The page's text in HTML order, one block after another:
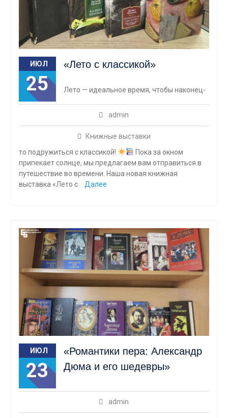
ИЮЛ
25
«Лето с классикой»
admin
Книжные выставки
Лето — идеальное время, чтобы наконец-
то подружиться с классикой!
Пока за окном
припекает солнце, мы предлагаем вам отправиться в
путешествие во времени. Наша новая книжная
выставка «Лето с
Далее
ИЮЛ
23
«Романтики пера: Александр
Дюма и его шедевры»
admin